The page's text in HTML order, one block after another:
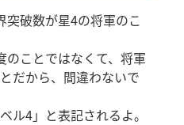
破数が星4の将軍のこ
ことではなくて、将軍
だから、間違わないで
ル4」と表記されるよ。